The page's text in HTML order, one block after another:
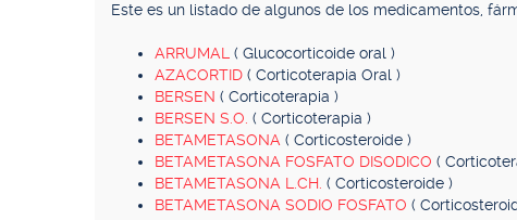
Este es un listado de algunos de los medicamentos,
ARRUMAL ( Glucocorticoide oral )
AZACORTID ( Corticoterapia Oral )
BERSEN ( Corticoterapia )
BERSEN S.O. ( Corticoterapia )
BETAMETASONA ( Corticosteroide )
BETAMETASONA FOSFATO DISODICO (
BETAMETASONA L.CH. ( Corticosteroide )
BETAMETASONA SODIO FOSFATO (